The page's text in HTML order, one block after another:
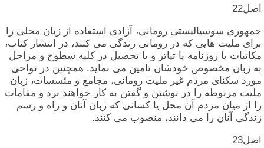
اصل‏22
جمهوری‏ سوسیالیستی‏ رومانی‏، آزادی‏ استفاده‏ از زبان‏ محلی‏ را
برای‏ ملیت‏ هایی‏ که‏ در رومانی‏ زندگی‏ می‏ کنند، در انتشار کتاب‏،
مکاتبات‏ یا روزنامه‏ یا تیاتر و یا تحصیل‏ در کلیه‏ سطوح‏ و مراحل‏
به‏ زبان‏ مخصوص‏ خودشان‏ تامین‏ می‏ نماید. همچنین‏ در نواحی‏
مورد سکنای‏ مردم‏ غیر ملیت‏ رومانی‏، مجامع و مئسسات‏، زبان‏
ملیت‏ مربوطه‏ را در نوشتن‏ و گفتن‏ به‏ کار خواهند برد و مقامات‏
را از میان‏ مردم‏ آن‏ محل‏ یا کسانی‏ که‏ زبان‏ آنان‏ و راه‏ و رسم‏
زندگی‏ آنان‏ را می‏ دانند، منصوب‏ می‏ کنند.
اصل‏23